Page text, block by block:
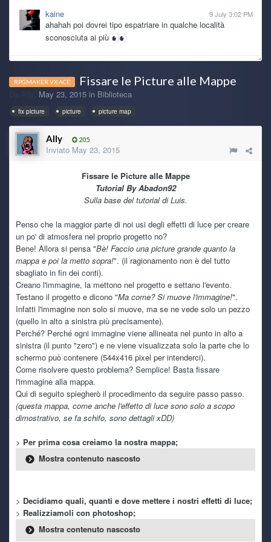
kaine 9 July 3:02 PM
ahahah poi dovrei tipo espatriare in qualche località
sconosciuta ai più
@kaine potresti vendere qualche nipote, ti fai macchina e
pc nuovi XDD
suo lavoro.
anche il pc ha le sue ragioni dopotutto è dal 2011 che fa il
kaine Today 6:08 PM
se non fosse per battesimi, matrimoni e pure una nuova
nipotina che arriva a fine mese, oltre ad altre spese
improvvise, da mo che mi sarei preso il pc nuovo, solo che
son stronzo io che ho il vizio di tenere le cose finche
funzionano
kaine Today 6:05 PM
e si qualche freeze capita, ma paragonato a quanto mi
accade con windows almeno il pc è utilizzabile, caspiterina
kaine
ho retto sino a dicembre e mi son detto provo a metterci
pure linux in dualboot per vedere se mi da gli stessi
problemi
kaine
dopo l'ultimo update per la fine del supporto a windows 10
ha iniziato a darmi inizialmente schermate nere, per poi
arrivare a spegnimenti improvvisi
@kaine
sempre a lottare con il pc? questo caldo sta
mietendo vittime anche tra i vari hardware. Anch'io sto
tenendo spenta la Serie X e mi dedico ad Alcyone
RPGMAKER VX ACE Fissare le Picture alle Mappe
May 23, 2015 in Biblioteca
fix picture picture picture map
Ally 205
Inviato May 23, 2015
Fissare le Picture alle Mappe
Tutorial By Abadon92
Sulla base del tutorial di Luis.
Penso che la maggior parte di noi usi degli effetti di luce per creare
un po' di atmosfera nel proprio progetto no?
Bene! Allora si pensa "Bè! Faccio una picture grande quanto la
mappa e poi la metto sopra!". (il ragionamento non è del tutto
sbagliato in fin dei conti).
Creano l'immagine, la mettono nel progetto e settano l'evento.
Testano il progetto e dicono "Ma come? Si muove l'immagine!".
Infatti l'immagine non solo si muove, ma se ne vede solo un pezzo
(quello in alto a sinistra più precisamente).
Perché? Perché ogni immagine viene allineata nel punto in alto a
sinistra (il punto "zero") e ne viene visualizzata solo la parte che lo
schermo può contenere (544x416 pixel per intenderci).
Come risolvere questo problema? Semplice! Basta fissare
l'immagine alla mappa.
Qui di seguito spiegherò il procedimento da seguire passo passo.
(questa mappa, come anche l'effetto di luce sono solo a scopo
dimostrativo, se fa schifo, sono dettagli xDD)
> Per prima cosa creiamo la nostra mappa;
Mostra contenuto nascosto
> Decidiamo quali, quanti e dove mettere i nostri effetti di luce;
> Realizziamoli con photoshop;
Mostra contenuto nascosto